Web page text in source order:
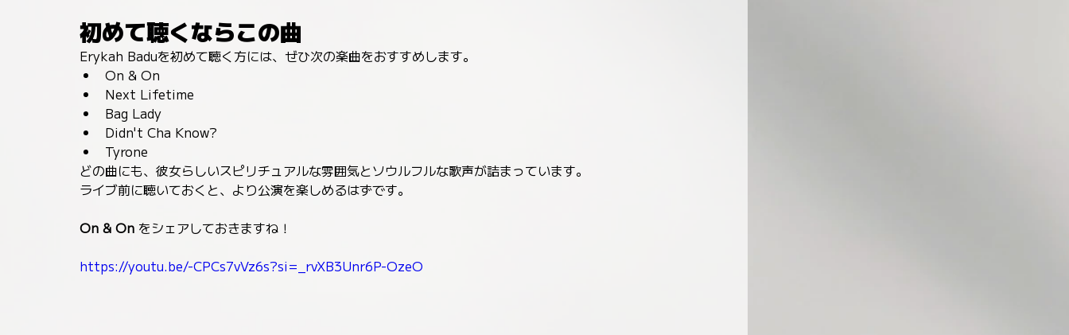
初めて聴くならこの曲
Erykah Baduを初めて聴く方には、ぜひ次の楽曲をおすすめします。
On & On
Next Lifetime
Bag Lady
Didn't Cha Know?
Tyrone
どの曲にも、彼女らしいスピリチュアルな雰囲気とソウルフルな歌声が詰まっています。
ライブ前に聴いておくと、より公演を楽しめるはずです。
On & On をシェアしておきますね！
https://youtu.be/-CPCs7vVz6s?si=_rvXB3Unr6P-OzeO